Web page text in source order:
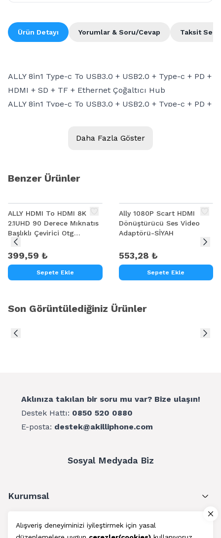
Alışveriş deneyiminizi iyileştirmek için yasal
Ürün Detayı Taksit
Yorumlar & Soru/Cevap
ALLY 8in1 Type-c To USB3.0 + USB2.0 + Type-c + PD +
HDMI + SD + TF + Ethernet Çoğaltıcı Hub​
ALLY 8in1 Type-c To USB3.0 + USB2.0 + Type-c + PD +
4K@30Hz Çözünürlüğü Destekler
TF/SD çift kart yuvası
Type-C ana bilgisayarlarla tam uyumludur
Telefon/Tabletin OTG'yi desteklemesi gerekmektedir.
ethernetdesteği
Daha Fazla Göster
Benzer Ürünler
ALLY HDMI To HDMI 8K
2.1UHD 90 Derece Mıknatıs
Başlıklı Çevirici Otg
Adaptör
399,59 ₺
Sepete Ekle
Ally 1080P Scart HDMI
Dönüştürücü Ses Video
Adaptörü-SİYAH
553,28 ₺
Sepete Ekle
Son Görüntülediğiniz Ürünler
Aklınıza takılan bir soru mu var? Bize ulaşın!
Destek Hattı: 0850 520 0880
E-posta: destek@akilliphone.com
Sosyal Medyada Biz
Kurumsal
Müşteri Hizmetleri